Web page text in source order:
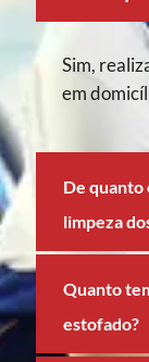
Sim,
em
De quanto
limpeza
Quanto
estofado?